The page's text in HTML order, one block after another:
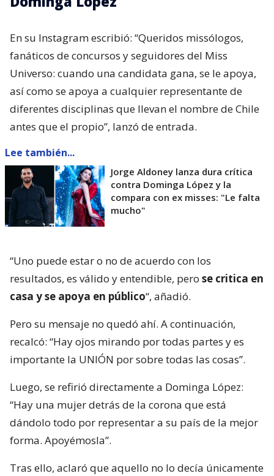
En su Instagram escribió: “Queridos missólogos,
fanáticos de concursos y seguidores del Miss
Universo: cuando una candidata gana, se le apoya,
así como se apoya a cualquier representante de
diferentes disciplinas que llevan el nombre de Chile
antes que el propio”, lanzó de entrada.
Lee también...
Jorge Aldoney lanza dura crítica
contra Dominga López y la
compara con ex misses: "Le falta
mucho"
“Uno puede estar o no de acuerdo con los
resultados, es válido y entendible, pero se critica en
casa y se apoya en público“, añadió.
Pero su mensaje no quedó ahí. A continuación,
recalcó: “Hay ojos mirando por todas partes y es
importante la UNIÓN por sobre todas las cosas”.
Luego, se refirió directamente a Dominga López:
“Hay una mujer detrás de la corona que está
dándolo todo por representar a su país de la mejor
forma. Apoyémosla”.
Tras ello, aclaró que aquello no lo decía únicamente